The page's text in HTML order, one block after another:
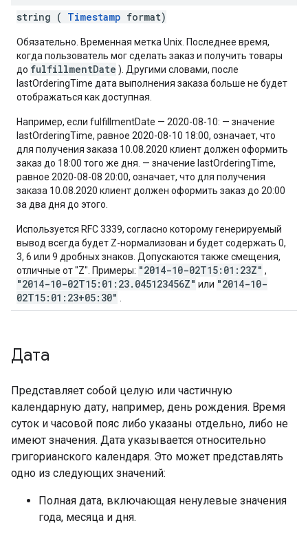
string ( Timestamp format)
Обязательно. Временная метка Unix. Последнее время,
когда пользователь мог сделать заказ и получить товары
до fulfillmentDate ). Другими словами, после
lastOrderingTime дата выполнения заказа больше не будет
отображаться как доступная.
Например, если fulfillmentDate — 2020-08-10: — значение
lastOrderingTime, равное 2020-08-10 18:00, означает, что
для получения заказа 10.08.2020 клиент должен оформить
заказ до 18:00 того же дня. — значение lastOrderingTime,
равное 2020-08-08 20:00, означает, что для получения
заказа 10.08.2020 клиент должен оформить заказ до 20:00
за два дня до этого.
Используется RFC 3339, согласно которому генерируемый
вывод всегда будет Z-нормализован и будет содержать 0,
3, 6 или 9 дробных знаков. Допускаются также смещения,
отличные от "Z". Примеры: "2014-10-02T15:01:23Z" ,
"2014-10-02T15:01:23.045123456Z" или "2014-10-
02T15:01:23+05:30"
Дата
Представляет собой целую или частичную
календарную дату, например, день рождения. Время
суток и часовой пояс либо указаны отдельно, либо не
имеют значения. Дата указывается относительно
григорианского календаря. Это может представлять
одно из следующих значений:
Полная дата, включающая ненулевые значения
года, месяца и дня.